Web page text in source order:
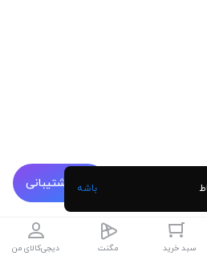
پشتیبانی
سبد خرید مگنت دیجی‌کالای من
باشه